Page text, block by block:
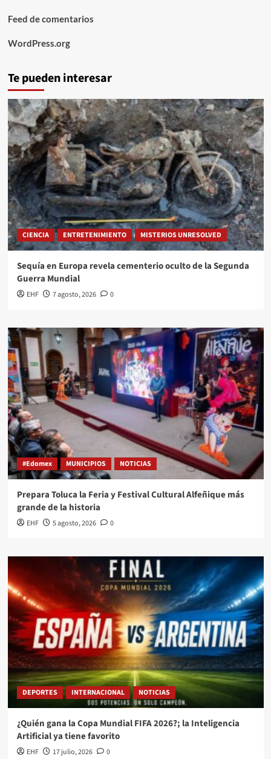
Feed de comentarios
WordPress.org
Te pueden interesar
CIENCIA ENTRETENIMIENTO MISTERIOS UNRESOLVED
Sequía en Europa revela cementerio oculto de la Segunda
Guerra Mundial
EHF 7 agosto, 2026 0
#Edomex MUNICIPIOS NOTICIAS
Prepara Toluca la Feria y Festival Cultural Alfeñique más
grande de la historia
EHF 5 agosto, 2026 0
DEPORTES INTERNACIONAL NOTICIAS
¿Quién gana la Copa Mundial FIFA 2026?; la Inteligencia
Artificial ya tiene favorito
EHF 17 julio, 2026 0